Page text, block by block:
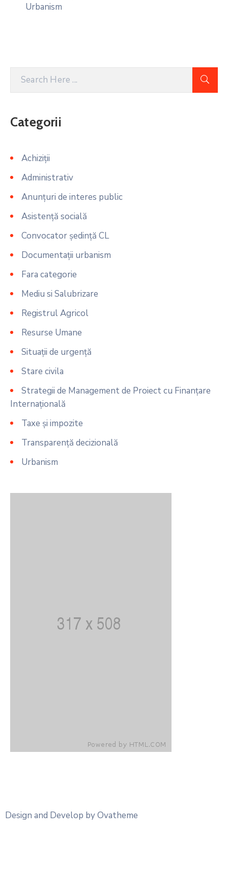
Urbanism
Categorii
Achiziții
Administrativ
Anunțuri de interes public
Asistență socială
Convocator ședință CL
Documentații urbanism
Fara categorie
Mediu si Salubrizare
Registrul Agricol
Resurse Umane
Situații de urgență
Stare civila
Strategii de Management de Proiect cu Finanțare
Internațională
Taxe și impozite
Transparență decizională
Urbanism
Design and Develop by Ovatheme